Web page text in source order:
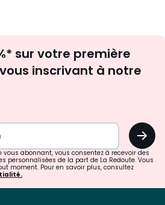
newsletter
sur votre première
inscrivant à notre
OK
vous abonnant, vous consentez à recevoir des
personnalisées de la part de La Redoute. Vous
moment. Pour en savoir plus, consultez